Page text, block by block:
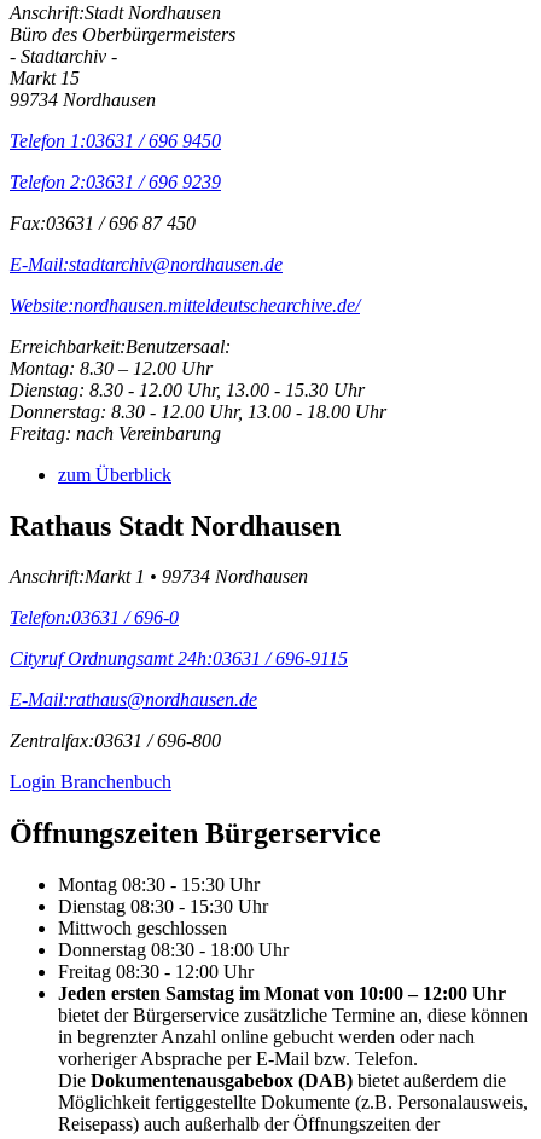
Anschrift:Stadt Nordhausen
Büro des Oberbürgermeisters
- Stadtarchiv -
Markt 15
99734 Nordhausen
Telefon 1:03631 / 696 9450
Telefon 2:03631 / 696 9239
Fax:03631 / 696 87 450
E-Mail:stadtarchiv@nordhausen.de
Website:nordhausen.mitteldeutschearchive.de/
Erreichbarkeit:Benutzersaal:
Montag: 8.30 – 12.00 Uhr
Dienstag: 8.30 - 12.00 Uhr, 13.00 - 15.30 Uhr
Donnerstag: 8.30 - 12.00 Uhr, 13.00 - 18.00 Uhr
Freitag: nach Vereinbarung
zum Überblick
Rathaus Stadt Nordhausen
Anschrift:Markt 1 • 99734 Nordhausen
Telefon:03631 / 696-0
Cityruf Ordnungsamt 24h:03631 / 696-9115
E-Mail:rathaus@nordhausen.de
Zentralfax:03631 / 696-800
Login Branchenbuch
Öffnungs­zeiten Bürgerservice
Montag 08:30 - 15:30 Uhr
Dienstag 08:30 - 15:30 Uhr
Mittwoch geschlossen
Donnerstag 08:30 - 18:00 Uhr
Freitag 08:30 - 12:00 Uhr
Jeden ersten Samstag im Monat von 10:00 – 12:00 Uhr
bietet der Bürgerservice zusätzliche Termine an, diese können
in begrenzter Anzahl online gebucht werden oder nach
vorheriger Absprache per E-Mail bzw. Telefon.
Die Dokumentenausgabebox (DAB) bietet außerdem die
Möglichkeit fertiggestellte Dokumente (z.B. Personalausweis,
Reisepass) auch außerhalb der Öffnungszeiten der